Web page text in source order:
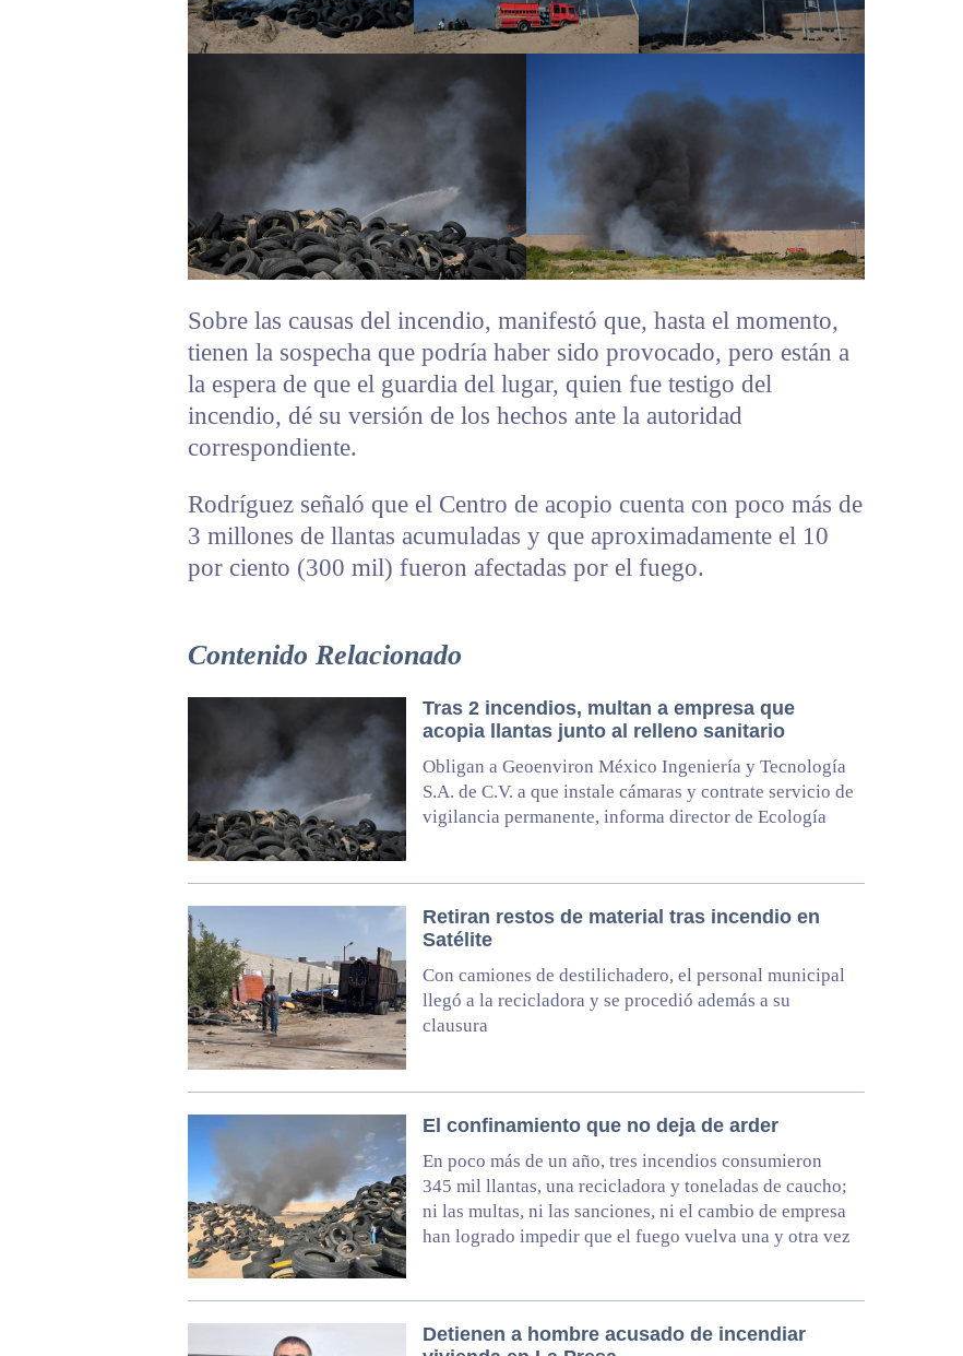
Sobre las causas del incendio, manifestó que, hasta el momento,
tienen la sospecha que podría haber sido provocado, pero están a
la espera de que el guardia del lugar, quien fue testigo del
incendio, dé su versión de los hechos ante la autoridad
correspondiente.
Rodríguez señaló que el Centro de acopio cuenta con poco más de
3 millones de llantas acumuladas y que aproximadamente el 10
por ciento (300 mil) fueron afectadas por el fuego.
Contenido Relacionado
Tras 2 incendios, multan a empresa que
acopia llantas junto al relleno sanitario
Obligan a Geoenviron México Ingeniería y Tecnología
S.A. de C.V. a que instale cámaras y contrate servicio de
vigilancia permanente, informa director de Ecología
Retiran restos de material tras incendio en
Satélite
Con camiones de destilichadero, el personal municipal
llegó a la recicladora y se procedió además a su
clausura
El confinamiento que no deja de arder
En poco más de un año, tres incendios consumieron
345 mil llantas, una recicladora y toneladas de caucho;
ni las multas, ni las sanciones, ni el cambio de empresa
han logrado impedir que el fuego vuelva una y otra vez
Detienen a hombre acusado de incendiar